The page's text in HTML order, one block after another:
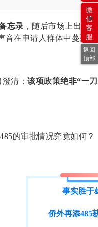
忘录 ，随后市场上出现
音在申请人群体中蔓延
清： 该项政策绝非“一
的审批情况究竟如何？
事实胜于
侨外再添485
微
信
客
服
返回
顶部